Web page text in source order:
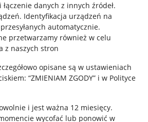
łączenie danych z innych źródeł.
. Identyfikacja urządzeń na
automatycznie.
przetwarzamy również w celu
z naszych stron
opisane są w ustawieniach
“ZMIENIAM ZGODY” i w Polityce
i jest ważna 12 miesięcy.
wycofać lub ponowić w
Cyfrowych